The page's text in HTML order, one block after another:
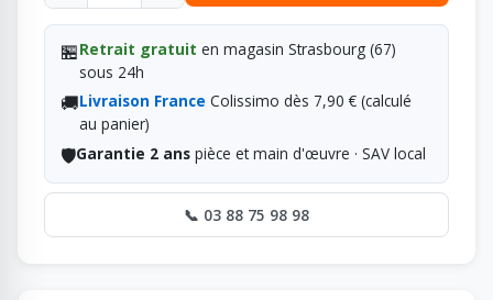
🏪Retrait gratuit en magasin Strasbourg (67)
sous 24h
🚚Livraison France Colissimo dès 7,90 € (calculé
au panier)
🛡️Garantie 2 anspièce et main d'œuvre · SAV local
📞 03 88 75 98 98